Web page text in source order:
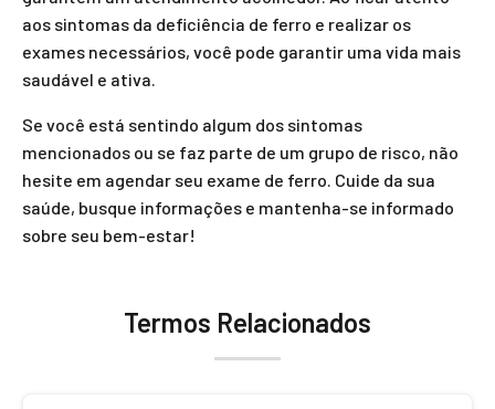
aos sintomas da deficiência de ferro e realizar os
exames necessários, você pode garantir uma vida mais
saudável e ativa.
Se você está sentindo algum dos sintomas
mencionados ou se faz parte de um grupo de risco, não
hesite em agendar seu exame de ferro. Cuide da sua
saúde, busque informações e mantenha-se informado
sobre seu bem-estar!
Termos Relacionados